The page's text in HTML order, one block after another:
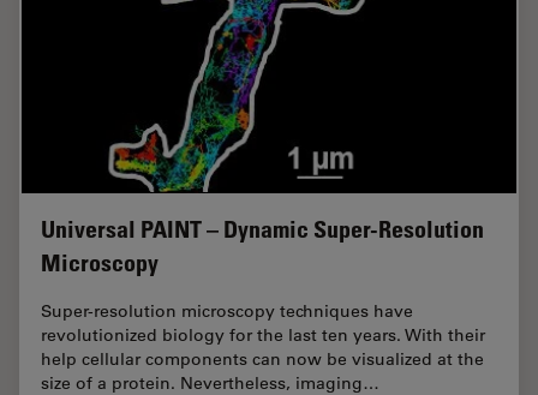
Universal PAINT – Dynamic Super-Resolution
Microscopy
Super-resolution microscopy techniques have
revolutionized biology for the last ten years. With their
help cellular components can now be visualized at the
size of a protein. Nevertheless, imaging…